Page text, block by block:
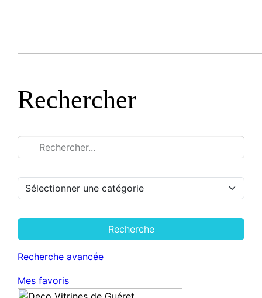
Rechercher
Recherche
Recherche avancée
Mes favoris